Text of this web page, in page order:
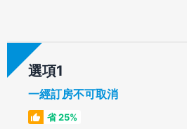
選項
一經訂房不可取消
省 25%